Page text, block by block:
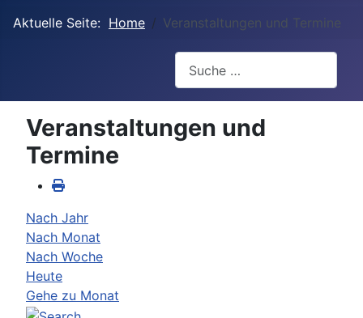
Aktuelle Seite: Home Veranstaltungen und Termine
Veranstaltungen und
Termine
Nach Jahr
Nach Monat
Nach Woche
Heute
Gehe zu Monat